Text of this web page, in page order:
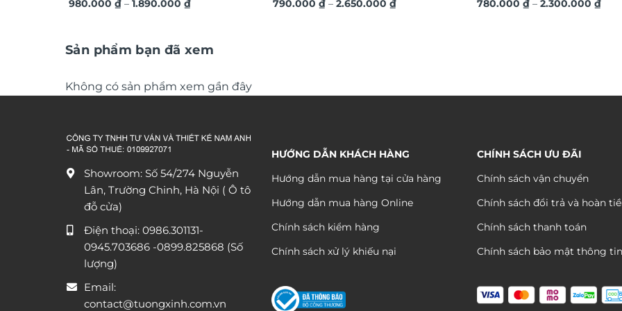
nghệ thuật DG365
980.000₫ – 1.890.000₫Khoảng
1.890.000 ₫
LED đính đá pha lê cao cấp LD1027
790.000₫ – 2.650.000₫Khoảng
LED đính đá cao cấp LD1017
780.000 ₫ – 2.300.000 ₫
Sản phẩm bạn đã xem
Không có sản phẩm xem gần đây
Showroom: Số 54/274 Nguyễn
Lân, Trường Chinh, Hà Nội ( Ô tô
đỗ cửa)
Điện thoại: 0986.301131-
0945.703686 -0899.825868 (Số
lượng)
Email:
contact@tuongxinh.com.vn
HƯỚNG DẪN KHÁCH HÀNG
Hướng dẫn mua hàng tại cửa hàng
Hướng dẫn mua hàng Online
Chính sách kiểm hàng
Chính sách xử lý khiếu nại
CHÍNH SÁCH ƯU ĐÃI
Chính sách vận chuyển
Chính sách đổi trả và hoàn
Chính sách thanh toán
Chính sách bảo mật thông tin